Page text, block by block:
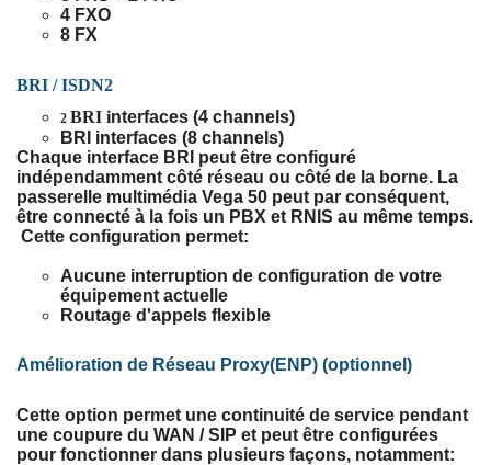
4 FXO
8 FX
BRI / ISDN2
2 BRI interfaces (4 channels)
BRI interfaces (8 channels)
Chaque interface BRI peut être configuré
indépendamment côté réseau ou côté de la borne. La
passerelle multimédia Vega 50 peut par conséquent,
être connecté à la fois un PBX et RNIS au même temps.
Cette configuration permet:
Aucune interruption de configuration de votre
équipement actuelle
Routage d'appels flexible
Amélioration de Réseau Proxy(ENP) (optionnel)
Cette option permet une continuité de service pendant
une coupure du WAN / SIP et peut être configurées
pour fonctionner dans plusieurs façons, notamment: